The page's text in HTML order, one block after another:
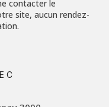
contacter le
site, aucun rendez-